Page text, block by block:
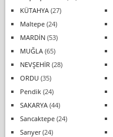
KÜTAHYA(27)
Maltepe(24)
MARDİN(53)
MUĞLA(65)
NEVŞEHİR (28)
ORDU (35)
Pendik(24)
SAKARYA(44)
Sancaktepe(24)
Sarıyer(24)